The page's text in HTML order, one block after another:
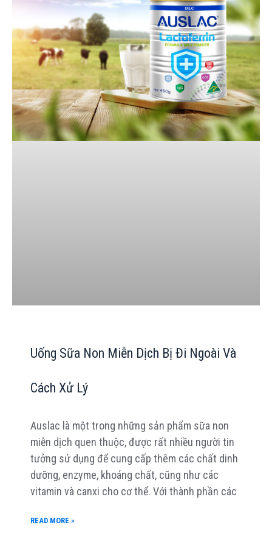
Uống Sữa Non Miễn Dịch Bị Đi Ngoài Và
Cách Xử Lý
Auslac là một trong những sản phẩm sữa non
miễn dịch quen thuộc, được rất nhiều người tin
tưởng sử dụng để cung cấp thêm các chất dinh
dưỡng, enzyme, khoáng chất, cũng như các
vitamin và canxi cho cơ thể. Với thành phần các
READ MORE »